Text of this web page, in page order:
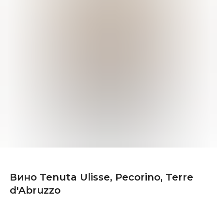
Вино Tenuta Ulisse, Pecorino, Terre
d'Abruzzo